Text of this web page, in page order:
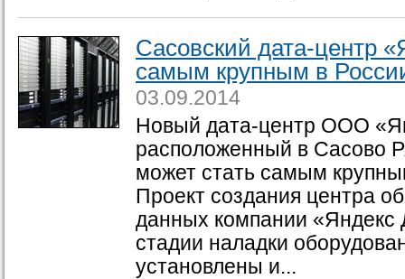
Сасовский дата-центр
самым крупным в
03.09.2014
Новый дата-центр ООО
расположенный в Сасово
может стать самым
Проект создания центра
данных компании «Яндекс
стадии наладки
установлены и...